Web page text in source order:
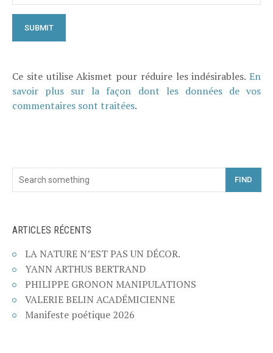
Ce site utilise Akismet pour réduire les indésirables. En
savoir plus sur la façon dont les données de vos
commentaires sont traitées.
FIND
ARTICLES RÉCENTS
LA NATURE N’EST PAS UN DÉCOR.
YANN ARTHUS BERTRAND
PHILIPPE GRONON MANIPULATIONS
VALERIE BELIN ACADÉMICIENNE
Manifeste poétique 2026